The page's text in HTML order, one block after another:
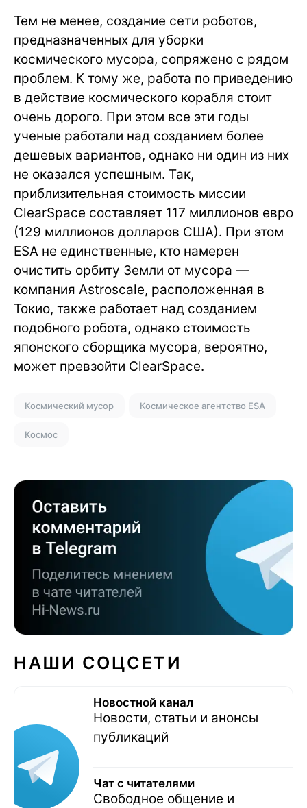
Тем не менее, создание сети роботов,
предназначенных для уборки
космического мусора, сопряжено с рядом
проблем. К тому же, работа по приведению
в действие космического корабля стоит
очень дорого. При этом все эти годы
ученые работали над созданием более
дешевых вариантов, однако ни один из них
не оказался успешным. Так,
приблизительная стоимость миссии
ClearSpace составляет 117 миллионов евро
(129 миллионов долларов США). При этом
ESA не единственные, кто намерен
очистить орбиту Земли от мусора —
компания Astroscale, расположенная в
Токио, также работает над созданием
подобного робота, однако стоимость
японского сборщика мусора, вероятно,
может превзойти ClearSpace.
Космический мусор Космическое агентство ESA
Космос
НАШИ СОЦСЕТИ
Новостной канал
Новости, статьи и анонсы
публикаций
Чат с читателями
Свободное общение и